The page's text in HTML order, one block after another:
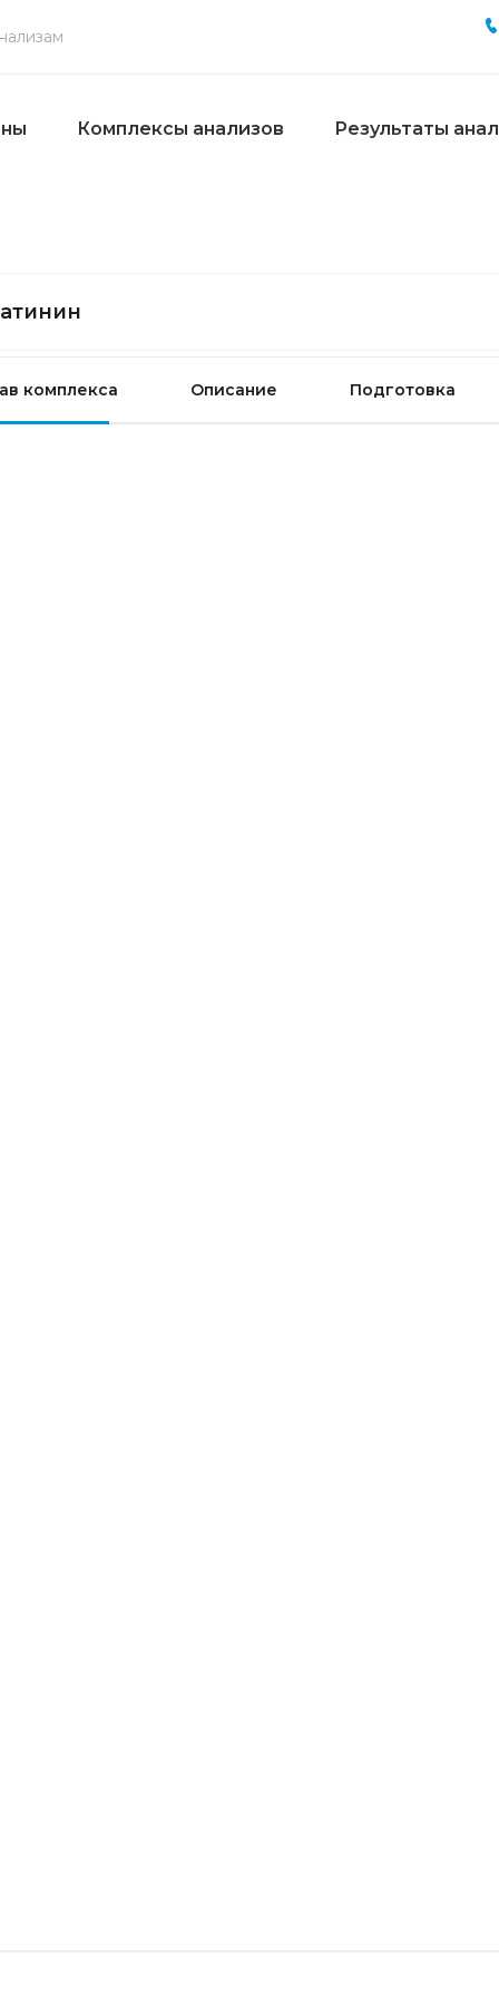
Комплексы анализов Результаты
комплекса Описание Подготовка